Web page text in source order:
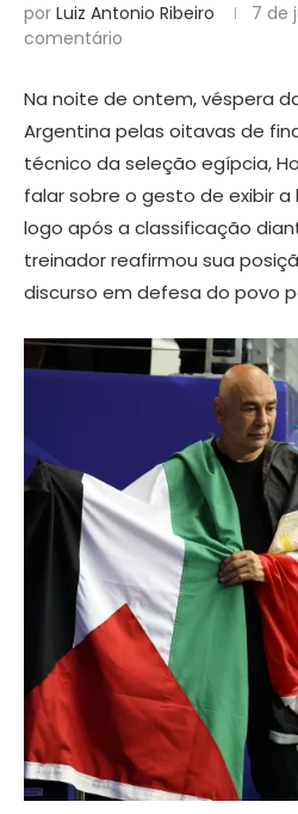
por Luiz Antonio Ribeiro 7 de
comentário
Na noite de ontem, véspera
Argentina pelas oitavas de
técnico da seleção egípcia,
falar sobre o gesto de exibir
logo após a classificação
treinador reafirmou sua
discurso em defesa do povo